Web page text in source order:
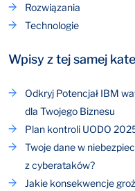
Rozwiązania
Technologie
Wpisy z tej samej
Odkryj Potencjał IBM
dla Twojego Biznesu
Plan kontroli UODO
Twoje dane w
z cyberataków?
Jakie konsekwencje